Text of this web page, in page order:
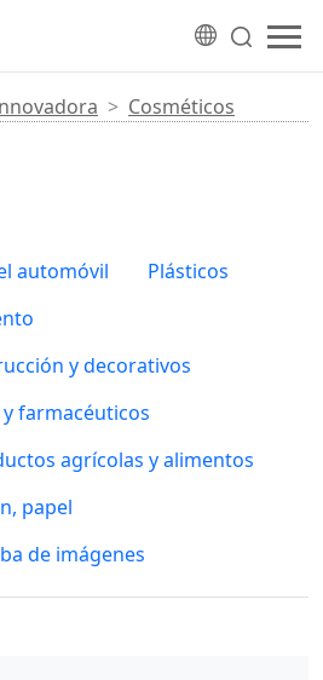
> Cosméticos
automóvil
Plásticos
y decorativos
farmacéuticos
agrícolas y alimentos
papel
de imágenes